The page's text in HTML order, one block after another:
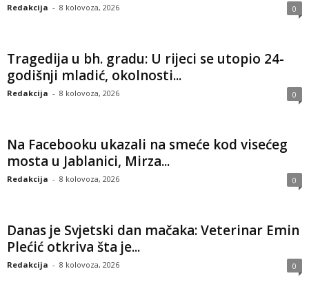
Redakcija - 8 kolovoza, 2026 0
Tragedija u bh. gradu: U rijeci se utopio 24-
godišnji mladić, okolnosti...
Redakcija - 8 kolovoza, 2026 0
Na Facebooku ukazali na smeće kod visećeg
mosta u Jablanici, Mirza...
Redakcija - 8 kolovoza, 2026 0
Danas je Svjetski dan mačaka: Veterinar Emin
Plećić otkriva šta je...
Redakcija - 8 kolovoza, 2026 0